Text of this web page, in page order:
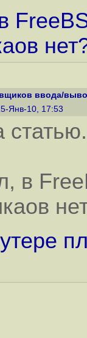
ввода/
Янв-10, 17:53
статью.
в